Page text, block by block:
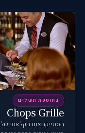
בתוספת תשלום
Chops Grille